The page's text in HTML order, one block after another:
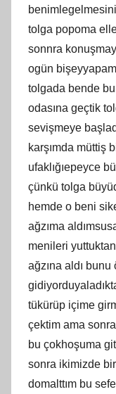
tolga popoma
sonnra
ogün
tolgada bende
odasına geçtik
sevişmeye
karşımda müttiş
ufaklığıepeyce
çünkü tolga
hemde o beni
ağzıma
menileri
ağzına aldı
tükürüp içime
çektim ama
bu çokhoşuma
sonra ikimizde
domalttım bu